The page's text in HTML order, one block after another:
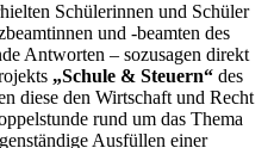
Schülerinnen und Schüler
und -beamten des
Antworten – sozusagen direkt
„Schule & Steuern“ des
diese den Wirtschaft und Recht
rund um das Thema
Ausfüllen einer